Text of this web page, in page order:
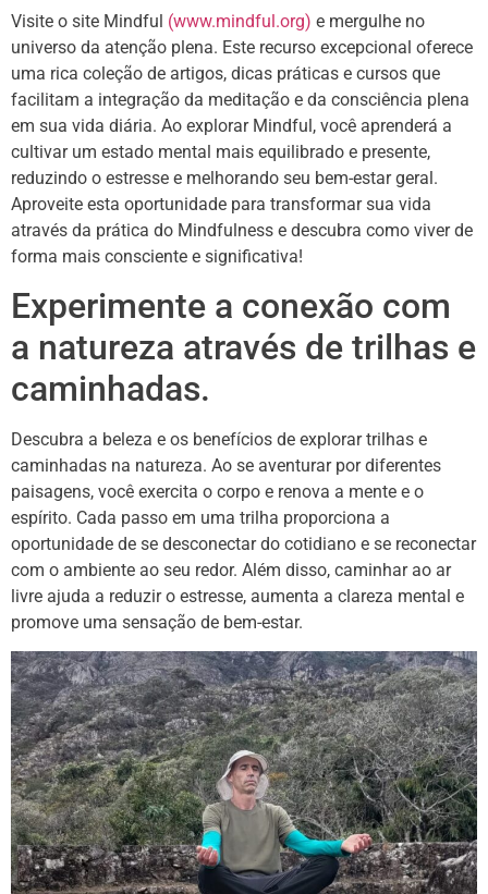
Visite o site Mindful (www.mindful.org) e mergulhe no
universo da atenção plena. Este recurso excepcional oferece
uma rica coleção de artigos, dicas práticas e cursos que
facilitam a integração da meditação e da consciência plena
em sua vida diária. Ao explorar Mindful, você aprenderá a
cultivar um estado mental mais equilibrado e presente,
reduzindo o estresse e melhorando seu bem-estar geral.
Aproveite esta oportunidade para transformar sua vida
através da prática do Mindfulness e descubra como viver de
forma mais consciente e significativa!
Experimente a conexão com
a natureza através de trilhas e
caminhadas.
Descubra a beleza e os benefícios de explorar trilhas e
caminhadas na natureza. Ao se aventurar por diferentes
paisagens, você exercita o corpo e renova a mente e o
espírito. Cada passo em uma trilha proporciona a
oportunidade de se desconectar do cotidiano e se reconectar
com o ambiente ao seu redor. Além disso, caminhar ao ar
livre ajuda a reduzir o estresse, aumenta a clareza mental e
promove uma sensação de bem-estar.